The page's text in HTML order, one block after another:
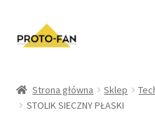
Kursy Stomatologiczne
Strona główna Sklep
STOLIK SIECZNY PŁASKI